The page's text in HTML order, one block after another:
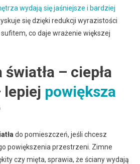
wydają się jaśniejsze i bardziej
się dzięki redukcji wyrazistości
co daje wrażenie większej
– ciepła
lepiej powiększa
do pomieszczeń, jeśli chcesz
powiększenia przestrzeni. Zimne
czy mięta, sprawia, że ściany wydają